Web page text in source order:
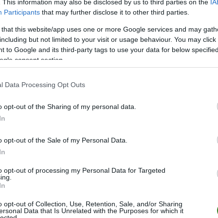
This information may also be disclosed by us to third parties on the
Participants that may further disclose it to other third parties.
that this website/app uses one or more Google services and may
but not limited to your visit or usage behaviour. You may
to Google and its third-party tags to use your data for below
consent section.
Data Processing Opt Outs
opt-out of the Sharing of my personal data.
opt-out of the Sale of my Personal Data.
opt-out of processing my Personal Data for Targeted
opt-out of Collection, Use, Retention, Sale, and/or Sharing
Data that Is Unrelated with the Purposes for which it
34 71 20 11 3 72-
34 57 16 9 9 70-
34 55 16 7 11 48-36
34 54 15 9 10 56-
34 52-
56-
34 44 11 34-
34 36 9 9 33-